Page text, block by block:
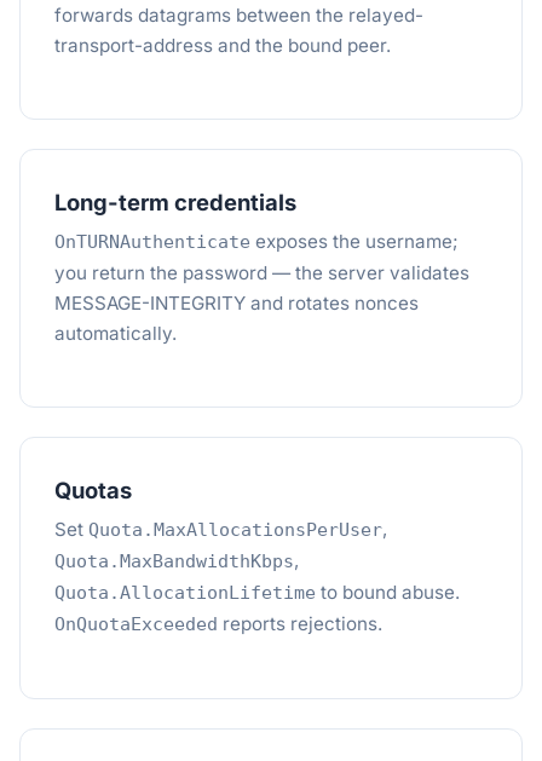
forwards datagrams between the relayed-
transport-address and the bound peer.
Long-term credentials
OnTURNAuthenticate exposes the username;
you return the password — the server validates
MESSAGE-INTEGRITY and rotates nonces
automatically.
Quotas
Set Quota.MaxAllocationsPerUser,
Quota.MaxBandwidthKbps,
Quota.AllocationLifetime to bound abuse.
OnQuotaExceeded reports rejections.